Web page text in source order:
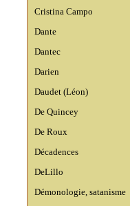
Cristina Campo
Dante
Dantec
Darien
Daudet (Léon)
De Quincey
De Roux
Décadences
DeLillo
Démonologie, satanisme